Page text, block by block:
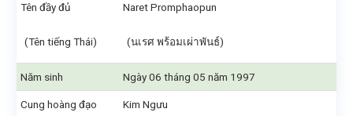
Tên đầy đủ
(Tên tiếng Thái)
Naret Promphaopun
(นเรศ พร้อมเผ่าพันธ์)
Năm sinh Ngày 06 tháng 05 năm 1997
Cung hoàng đạo Kim Ngưu